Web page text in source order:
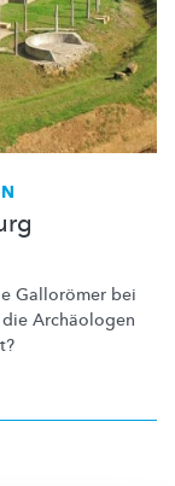
Gallorömer bei
Archäologen